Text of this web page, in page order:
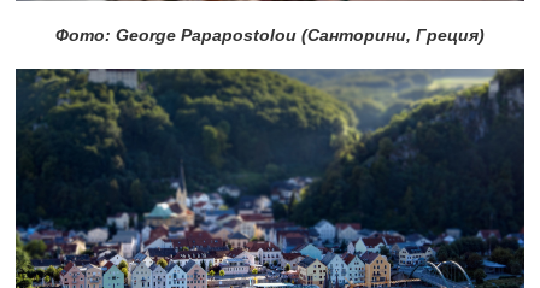
Фото: George Papapostolou (Санторини, Греция)